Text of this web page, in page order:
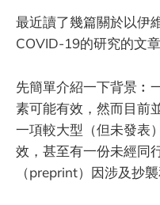
最近讀了幾篇關於以伊
COVID-19的研究的文章
先簡單介紹一下背景︰
素可能有效，然而目前
一項較大型（但未發表
效，甚至有一份未經同
（preprint）因涉及抄